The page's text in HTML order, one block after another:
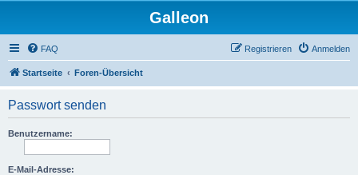
Galleon
FAQ Anmelden
Registrieren
Startseite Foren-Übersicht
Passwort senden
Benutzername:
E-Mail-Adresse: